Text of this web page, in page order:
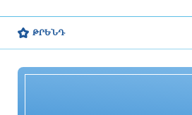
ՀՀ ԱԺ նախագահի պաշտոնում
ընտրվելու կապակցությամբ
ԹՐԵՆԴ